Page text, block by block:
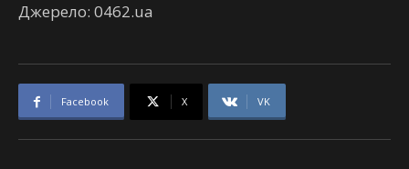
Джерело: 0462.ua
Facebook X VK